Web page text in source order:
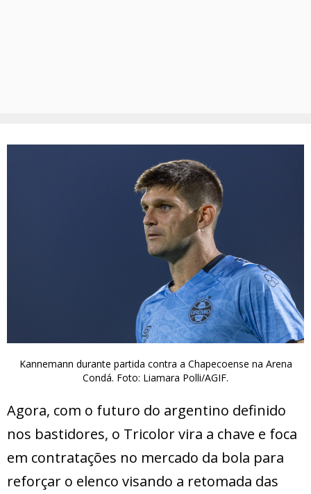
Kannemann durante partida contra a Chapecoense na Arena
Condá. Foto: Liamara Polli/AGIF.
Agora, com o futuro do argentino definido
nos bastidores, o Tricolor vira a chave e foca
em contratações no mercado da bola para
reforçar o elenco visando a retomada das